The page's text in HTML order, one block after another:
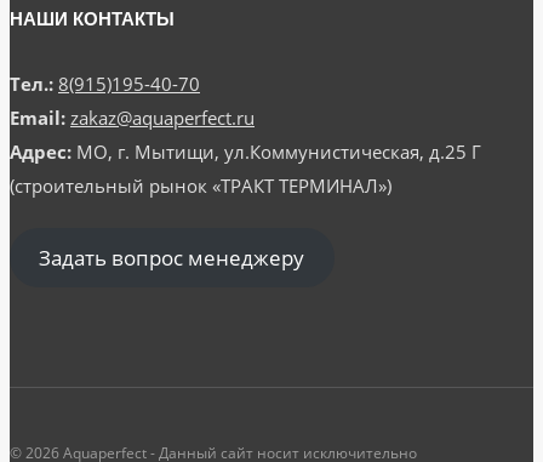
НАШИ КОНТАКТЫ
Тел.: 8(915)195-40-70
Email: zakaz@aquaperfect.ru
Адрес: МО, г. Мытищи, ул.Коммунистическая, д.25 Г
(строительный рынок «ТРАКТ ТЕРМИНАЛ»)
Задать вопрос менеджеру
© 2026 Aquaperfect - Данный сайт носит исключительно